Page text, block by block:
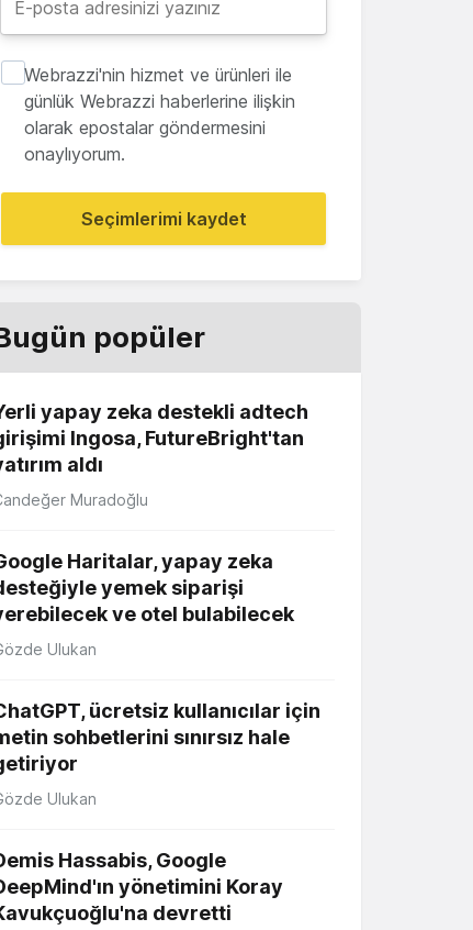
Webrazzi'nin hizmet ve ürünleri ile
günlük Webrazzi haberlerine ilişkin
olarak epostalar göndermesini
onaylıyorum.
Seçimlerimi kaydet
popüler
yapay zeka destekli adtech
Ingosa, FutureBright'tan
aldı
Muradoğlu
Haritalar, yapay zeka
yemek siparişi
ve otel bulabilecek
Ulukan
ücretsiz kullanıcılar için
sohbetlerini sınırsız hale
Ulukan
Hassabis, Google
yönetimini Koray
devretti